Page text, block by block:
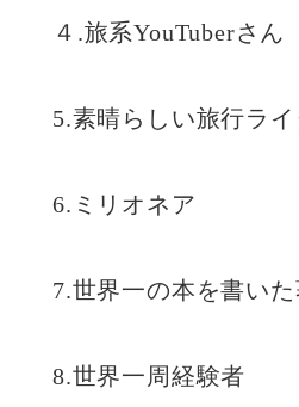
４.旅系YouTuberさん
5.素晴らしい旅行ラ
6.ミリオネア
7.世界一の本を書い
8.世界一周経験者